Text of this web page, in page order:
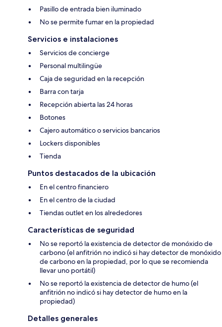
Pasillo de entrada bien iluminado
No se permite fumar en la propiedad
Servicios e instalaciones
Servicios de concierge
Personal multilingüe
Caja de seguridad en la recepción
Barra con tarja
Recepción abierta las 24 horas
Botones
Cajero automático o servicios bancarios
Lockers disponibles
Tienda
Puntos destacados de la ubicación
En el centro financiero
En el centro de la ciudad
Tiendas outlet en los alrededores
Características de seguridad
No se reportó la existencia de detector de monóxido de
carbono (el anfitrión no indicó si hay detector de monóxido
de carbono en la propiedad, por lo que se recomienda
llevar uno portátil)
No se reportó la existencia de detector de humo (el
anfitrión no indicó si hay detector de humo en la
propiedad)
Detalles generales